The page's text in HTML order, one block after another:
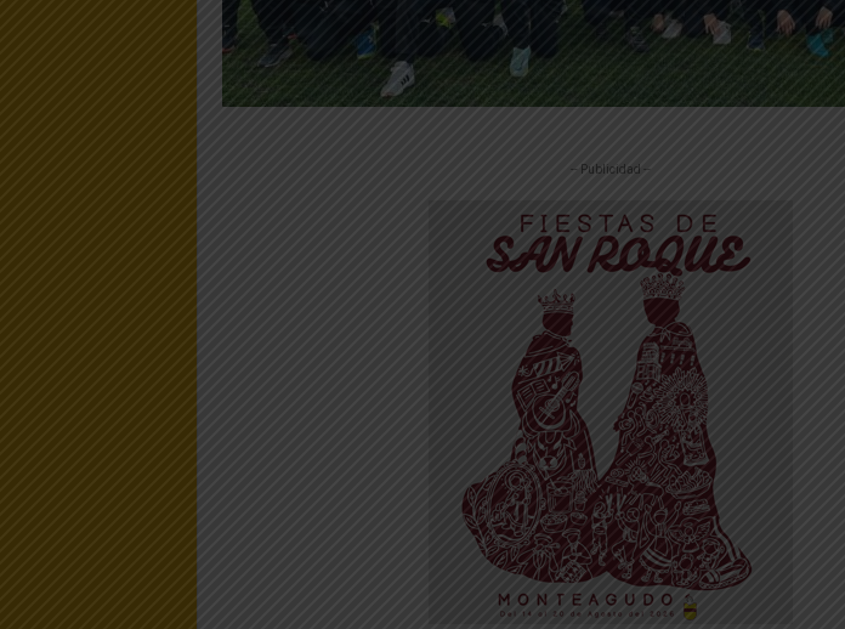
-- Publicidad --